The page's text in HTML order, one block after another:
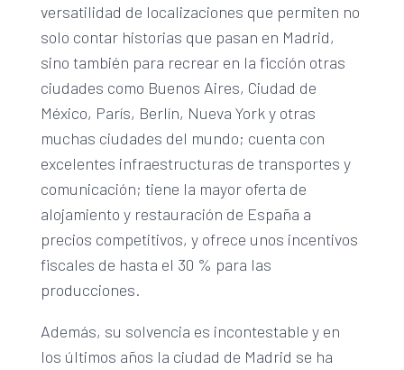
versatilidad de localizaciones que permiten no
solo contar historias que pasan en Madrid,
sino también para recrear en la ficción otras
ciudades como Buenos Aires, Ciudad de
México, París, Berlín, Nueva York y otras
muchas ciudades del mundo; cuenta con
excelentes infraestructuras de transportes y
comunicación; tiene la mayor oferta de
alojamiento y restauración de España a
precios competitivos, y ofrece unos incentivos
fiscales de hasta el 30 % para las
producciones.
Además, su solvencia es incontestable y en
los últimos años la ciudad de Madrid se ha